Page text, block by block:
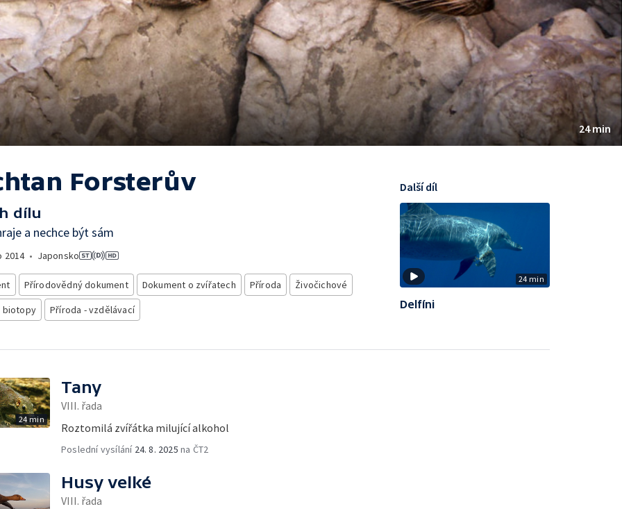
24 min
Forsterův
dílu
a nechce být sám
2014• Japonsko
Přírodovědný dokument Dokument o zvířatech Příroda
Živočichové
biotopy
Příroda - vzdělávací
24 min
Další díl
Delfíni
24 min
Tany
VIII. řada
Roztomilá zvířátka milující alkohol
Poslední vysílání 24. 8. 2025 na ČT2
Husy velké
VIII. řada